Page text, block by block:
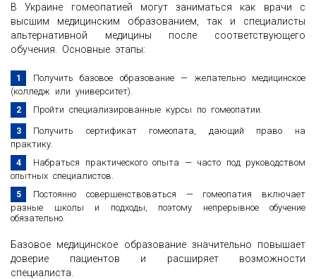
В Украине гомеопатией могут заниматься как врачи с
высшим медицинским образованием, так и специалисты
альтернативной медицины после соответствующего
обучения. Основные этапы:
Получить базовое образование — желательно медицинское
(колледж или университет).
Пройти специализированные курсы по гомеопатии.
Получить сертификат гомеопата, дающий право на
практику.
Набраться практического опыта — часто под руководством
опытных специалистов.
Постоянно совершенствоваться — гомеопатия включает
разные школы и подходы, поэтому непрерывное обучение
обязательно.
Базовое медицинское образование значительно повышает
доверие пациентов и расширяет возможности
специалиста.